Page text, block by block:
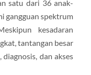
satu dari 36 anak-
gangguan spektrum
kesadaran
tantangan besar
dan akses